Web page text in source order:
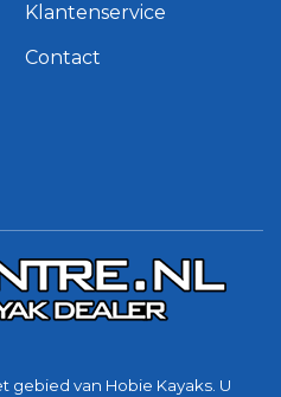
gebied van Hobie Kayaks. U
Klantenservice
Contact